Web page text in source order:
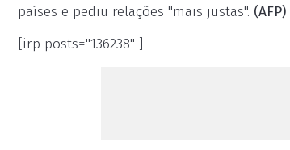
países e pediu relações "mais justas". (AFP)
[irp posts="136238" ]